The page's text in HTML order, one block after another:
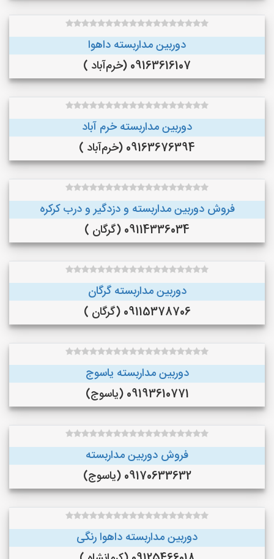
دوربین مداربسته داهوا
09163616107 (خرم‌آباد )
دوربین مداربسته خرم آباد
09163676394 (خرم‌آباد )
فروش دوربین مداربسته و دزدگیر و درب کرکره
09114336034 (گرگان )
دوربین مداربسته گرگان
09115378706 (گرگان )
دوربین مداربسته یاسوج
09193610771 (یاسوج)
فروش دوربین مداربسته
09170633632 (یاسوج)
دوربین مداربسته داهوا رنگی